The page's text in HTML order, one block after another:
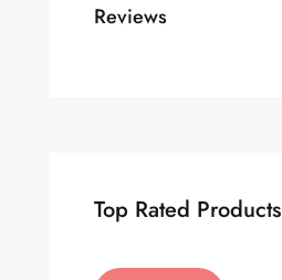
Reviews
Top Rated Products